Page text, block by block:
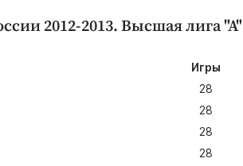
2012-2013. Высшая лига "А"
Игры
28
28
28
28